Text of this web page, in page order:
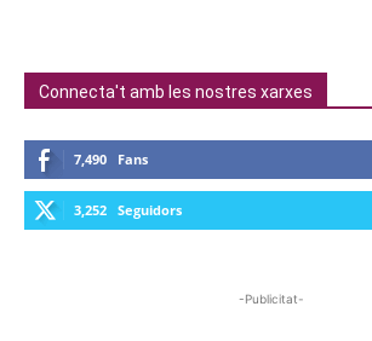
Connecta't amb les nostres xarxes
7,490 Fans
3,252 Seguidors
-Publicitat-